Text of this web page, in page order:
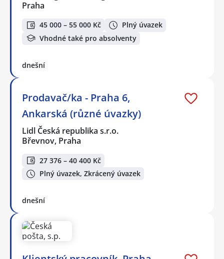
Praha
45 000 – 55 000 Kč
Plný úvazek
Vhodné také pro absolventy
dnešní
Prodavač/ka - Praha 6,
Ankarská (různé úvazky)
Lidl Česká republika s.r.o.
Břevnov, Praha
27 376 – 40 400 Kč
Plný úvazek, Zkrácený úvazek
dnešní